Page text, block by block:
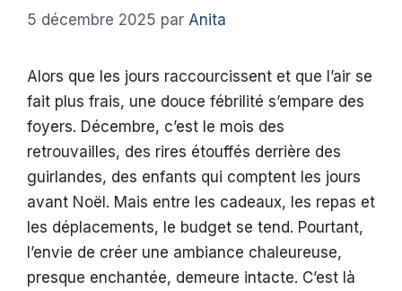
5 décembre 2025 par Anita
Alors que les jours raccourcissent et que l’air se
fait plus frais, une douce fébrilité s’empare des
foyers. Décembre, c’est le mois des
retrouvailles, des rires étouffés derrière des
guirlandes, des enfants qui comptent les jours
avant Noël. Mais entre les cadeaux, les repas et
les déplacements, le budget se tend. Pourtant,
l’envie de créer une ambiance chaleureuse,
presque enchantée, demeure intacte. C’est là